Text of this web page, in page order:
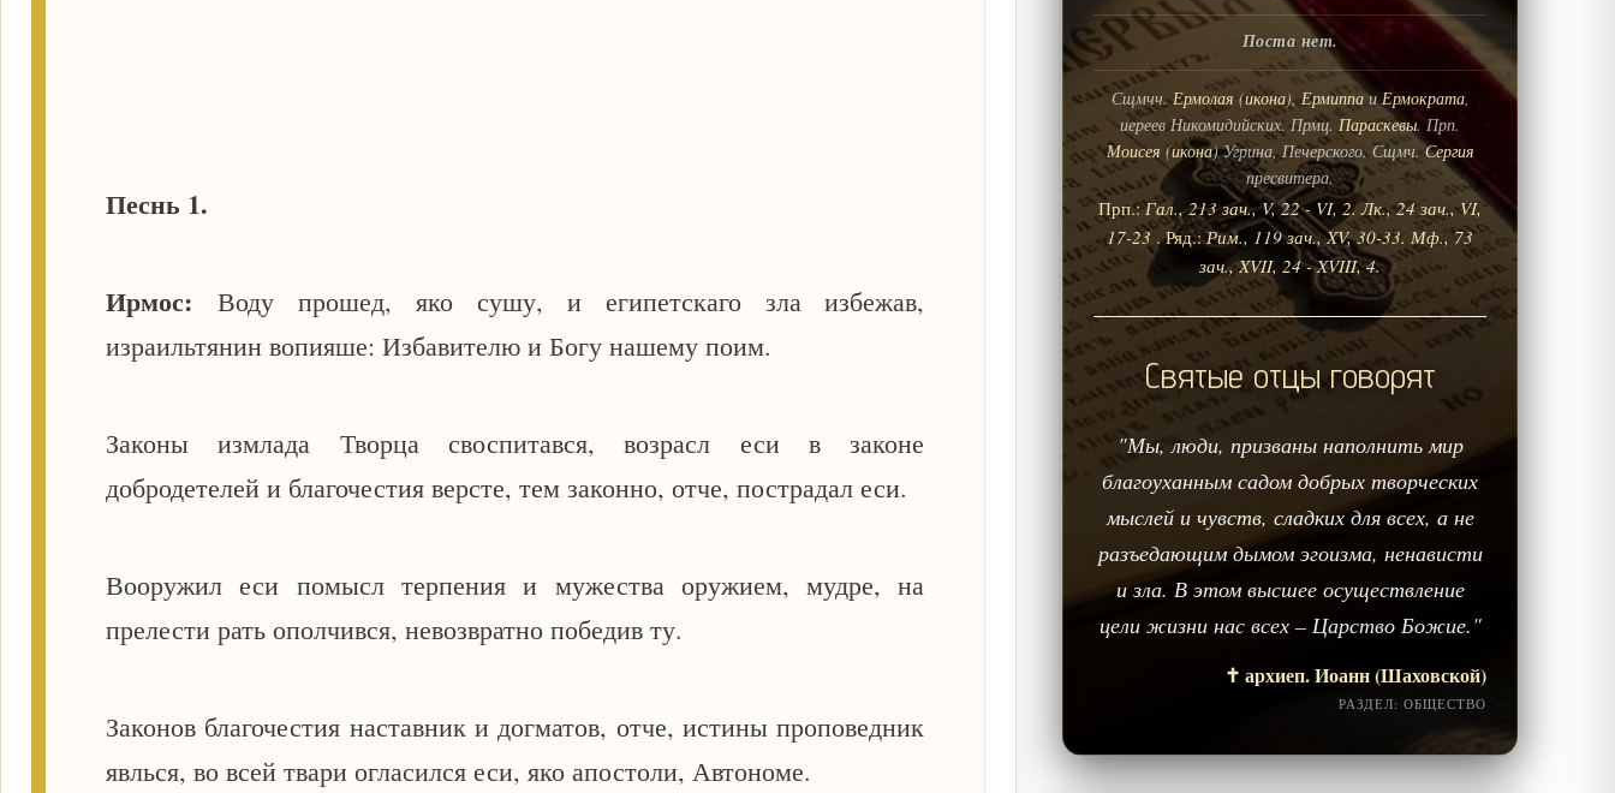
Песнь 1.
Ирмос: Воду прошед, яко сушу, и египетскаго зла избежав,
израильтянин вопияше: Избавителю и Богу нашему поим.
Законы измлада Творца своспитався, возрасл еси в законе
добродетелей и благочестия версте, тем законно, отче, пострадал еси.
Вооружил еси помысл терпения и мужества оружием, мудре, на
прелести рать ополчився, невозвратно победив ту.
Законов благочестия наставник и догматов, отче, истины проповедник
явлься, во всей твари огласился еси, яко апостоли, Автономе.
Поста нет.
Сщмчч.Ермолая (икона),ЕрмиппаиЕрмократа,
иереев Никомидийских. Прмц.Параскевы. Прп.
Моисея (икона) Угрина, Печерского. Сщмч.Сергия
пресвитера.
Прп.:Гал., 213 зач., V, 22 - VI, 2. Лк., 24 зач., VI,
17-23 . Ряд.:Рим., 119 зач., XV, 30-33. Мф., 73
зач., XVII, 24 - XVIII, 4.
Святые отцы говорят
"Мы, люди, призваны наполнить мир
благоуханным садом добрых творческих
мыслей и чувств, сладких для всех, а не
разъедающим дымом эгоизма, ненависти
и зла. В этом высшее осуществление
цели жизни нас всех – Царство Божие."
✝️ архиеп. Иоанн (Шаховской)
РАЗДЕЛ: ОБЩЕСТВО